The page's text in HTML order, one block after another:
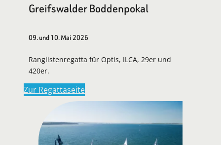
Greifswalder Boddenpokal
09. und 10. Mai 2026
Ranglistenregatta für Optis, ILCA, 29er und
420er.
Zur Regattaseite